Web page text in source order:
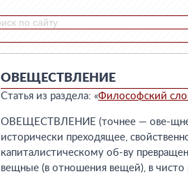
ОВЕЩЕСТВЛЕНИЕ
Статья из раздела: «Философский
ОВЕЩЕСТВЛЕНИЕ (точнее — ове-
исторически преходящее,
капиталистическому об-ву
вещные (в отношения вещей), в